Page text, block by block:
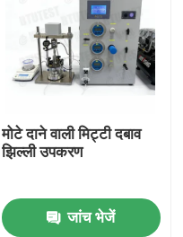
मोटे दाने वाली मिट्टी दबाव
झिल्ली उपकरण
जांच भेजें